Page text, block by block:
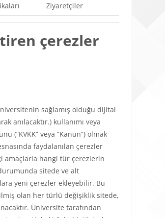
Ziyaretçiler
çerezler
sağlamış olduğu dijital
anılacaktır.) kullanımı veya
(“KVKK” veya “Kanun”) olmak
faydalanılan çerezler
amaçlarla hangi tür çerezlerin
sitede ve alt
yeni çerezler ekleyebilir. Bu
olan her türlü değişiklik sitede,
Üniversite tarafından